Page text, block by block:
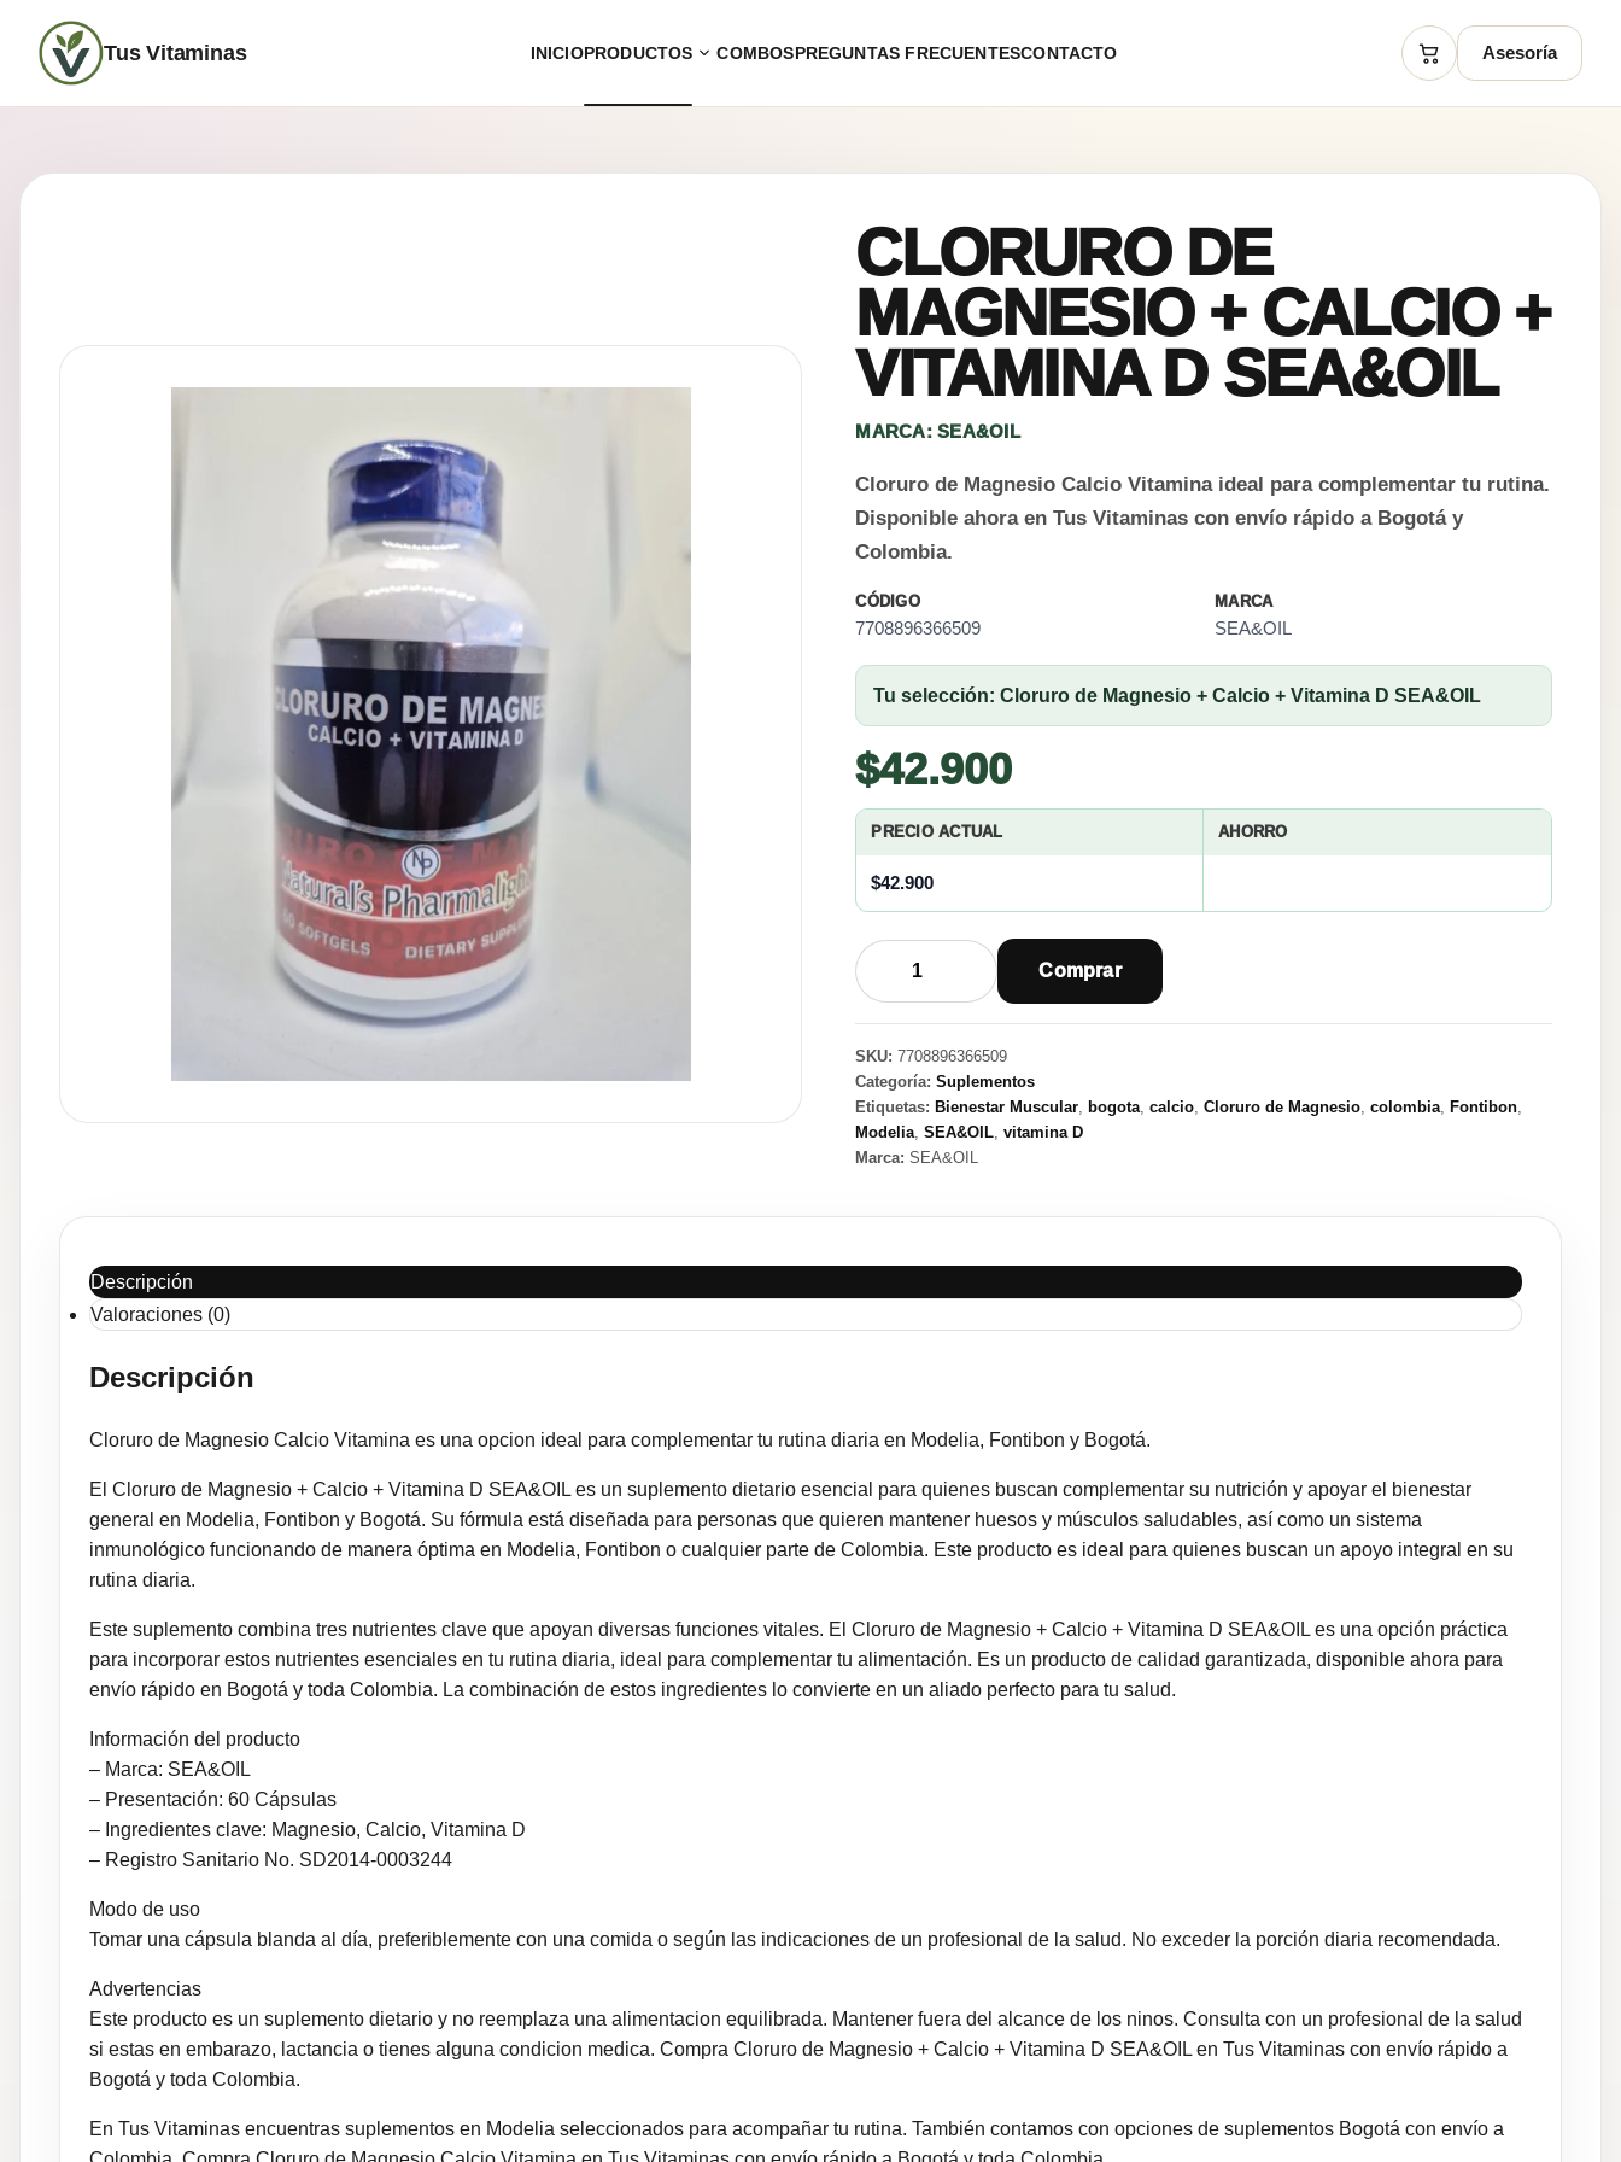
Tus Vitaminas INICIOPRODUCTOS COMBOSPREGUNTAS FRECUENTESCONTACTO
Carrito
Asesoría
CLORURO DE
MAGNESIO + CALCIO +
VITAMINA D SEA&OIL
MARCA: SEA&OIL
Cloruro de Magnesio Calcio Vitamina ideal para complementar tu rutina.
Disponible ahora en Tus Vitaminas con envío rápido a Bogotá y
Colombia.
CÓDIGO
7708896366509
MARCA
SEA&OIL
Tu selección: Cloruro de Magnesio + Calcio + Vitamina D SEA&OIL
$42.900
PRECIO ACTUAL
$42.900
AHORRO
Cloruro
de
Calcio
+
Vitamina
D
Comprar
SKU: 7708896366509
Categoría: Suplementos
Etiquetas: Bienestar Muscular, bogota,calcio,Cloruro de Magnesio,colombia, Fontibon,
Modelia,SEA&OIL,vitamina D
Marca: SEA&OIL
Descripción
Valoraciones (0)
Descripción
Cloruro de Magnesio Calcio Vitamina es una opcion ideal para complementar tu rutina diaria en Modelia, Fontibon y Bogotá.
El Cloruro de Magnesio + Calcio + Vitamina D SEA&OIL es un suplemento dietario esencial para quienes buscan complementar su nutrición y apoyar el bienestar
general en Modelia, Fontibon y Bogotá. Su fórmula está diseñada para personas que quieren mantener huesos y músculos saludables, así como un sistema
inmunológico funcionando de manera óptima en Modelia, Fontibon o cualquier parte de Colombia. Este producto es ideal para quienes buscan un apoyo integral en su
rutina diaria.
Este suplemento combina tres nutrientes clave que apoyan diversas funciones vitales. El Cloruro de Magnesio + Calcio + Vitamina D SEA&OIL es una opción práctica
para incorporar estos nutrientes esenciales en tu rutina diaria, ideal para complementar tu alimentación. Es un producto de calidad garantizada, disponible ahora para
envío rápido en Bogotá y toda Colombia. La combinación de estos ingredientes lo convierte en un aliado perfecto para tu salud.
Información del producto
– Marca: SEA&OIL
– Presentación: 60 Cápsulas
– Ingredientes clave: Magnesio, Calcio, Vitamina D
– Registro Sanitario No. SD2014-0003244
Modo de uso
Tomar una cápsula blanda al día, preferiblemente con una comida o según las indicaciones de un profesional de la salud. No exceder la porción diaria recomendada.
Advertencias
Este producto es un suplemento dietario y no reemplaza una alimentacion equilibrada. Mantener fuera del alcance de los ninos. Consulta con un profesional de la salud
si estas en embarazo, lactancia o tienes alguna condicion medica. Compra Cloruro de Magnesio + Calcio + Vitamina D SEA&OIL en Tus Vitaminas con envío rápido a
Bogotá y toda Colombia.
En Tus Vitaminas encuentras suplementos en Modelia seleccionados para acompañar tu rutina. También contamos con opciones de suplementos Bogotá con envío a